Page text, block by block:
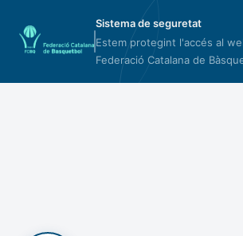
Sistema de seguretat
Estem protegint l'accés al
Federació Catalana de